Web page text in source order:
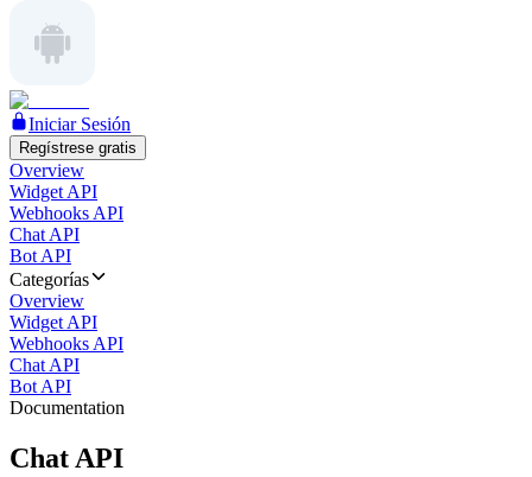
Iniciar Sesión
Regístrese gratis
Overview
Widget API
Webhooks API
Chat API
Bot API
Categorías
Overview
Widget API
Webhooks API
Chat API
Bot API
Documentation
Chat API